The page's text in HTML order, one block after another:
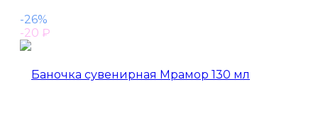
-26%
-20 ₽